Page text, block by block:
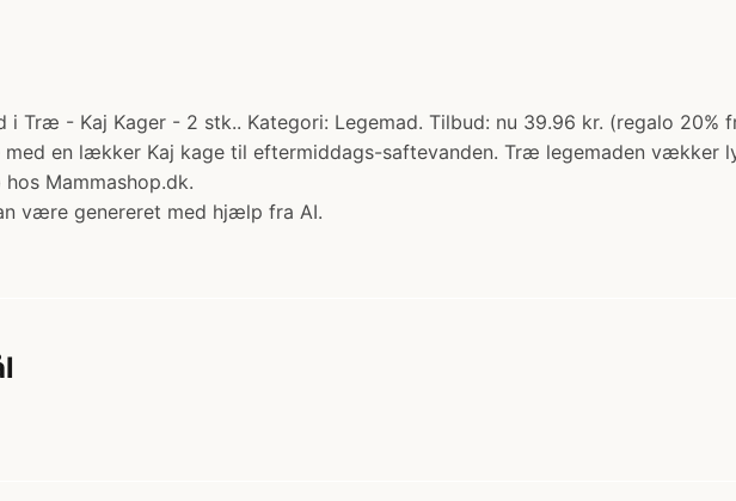
i Træ - Kaj Kager - 2 stk.. Kategori: Legemad. Tilbud: nu 39.96 kr. (regalo
en lækker Kaj kage til eftermiddags-saftevanden. Træ legemaden vækker
Mammashop.dk.
være genereret med hjælp fra AI.